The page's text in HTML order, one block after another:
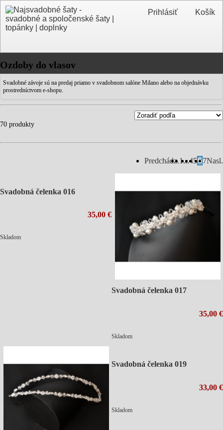
Košík
Prihlásiť
Ozdoby do vlasov
Svadobné závoje sú na predaj priamo v svadobnom salóne Milano alebo na objednávku
prostredníctvom e-shopu.
70 produkty
Predchádz.1...4567Nasl.
Svadobná čelenka 016
35,00 €
Skladom
Svadobná čelenka 017
35,00 €
Skladom
Svadobná čelenka 019
33,00 €
Skladom